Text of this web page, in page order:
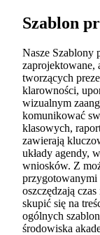
Szablon
Nasze Szablony
zaprojektowane,
tworzących
klarowności,
wizualnym
komunikować
klasowych,
zawierają
układy agendy,
wniosków. Z
przygotowanymi
oszczędzają
skupić się na
ogólnych
środowiska